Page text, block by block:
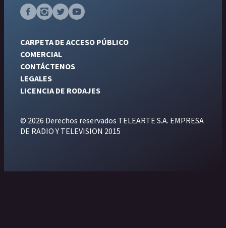
CARPETA DE ACCESO PÚBLICO
COMERCIAL
CONTÁCTENOS
LEGALES
LICENCIA DE RODAJES
© 2026 Derechos reservados TELEARTE S.A. EMPRESA
DE RADIO Y TELEVISION 2015